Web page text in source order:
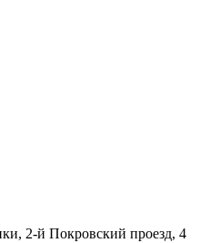
2-й Покровский проезд, 4